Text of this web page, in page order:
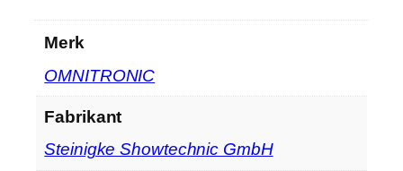
Merk
‎OMNITRONIC
Fabrikant
‎Steinigke Showtechnic GmbH